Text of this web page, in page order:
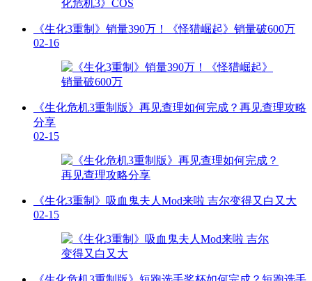
《生化3重制》销量390万！《怪猎崛起》销量破600万
02-16
《生化危机3重制版》再见查理如何完成？再见查理攻略
分享
02-15
《生化3重制》吸血鬼夫人Mod来啦 吉尔变得又白又大
02-15